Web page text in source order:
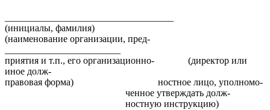
(инициалы, фамилия)
(наименование организации, пред-
приятия и т.п., его организационно- (директор или
иное долж-
правовая форма) ностное лицо, уполномо-
ченное утверждать долж-
ностную инструкцию)